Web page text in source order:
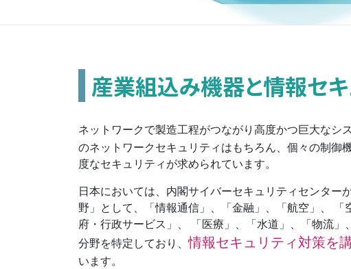
産業組込み機器と情報セキ
ネットワークで製造工程がつながり高度かつ巨大なシ
のネットワークセキュリティはもちろん、個々の制御
度なセキュリティが求められています。
日本においては、内閣サイバーセキュリティセンター
野」として、「情報通信」、「金融」、「航空」、
府・行政サービス」、 「医療」、「水道」、「物流
分野を特定しており、情報セキュリティ対策を
います。